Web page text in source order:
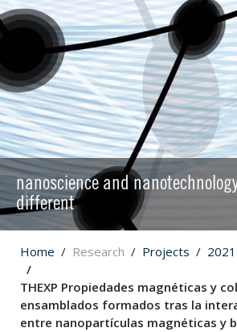
nanoscience and
different
Home Research Projects 2021
THEXP Propiedades magnéticas y
ensamblados formados tras la
entre nanopartículas magnéticas y